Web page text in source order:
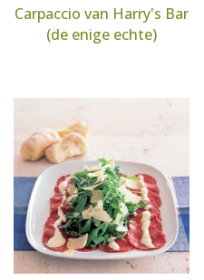
Carpaccio van Harry's Bar
(de enige echte)